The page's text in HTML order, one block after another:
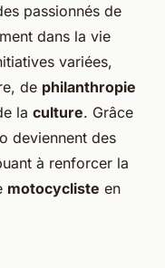
passionnés de
dans la vie
variées,
de philanthropie
la culture. Grâce
deviennent des
à renforcer la
motocycliste en